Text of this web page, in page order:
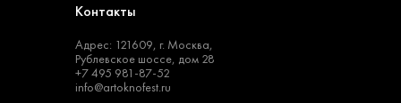
Контакты
Адрес: 121609, г. Москва,
Рублевское шоссе, дом 28
+7 495 981-87-52
info@artoknofest.ru